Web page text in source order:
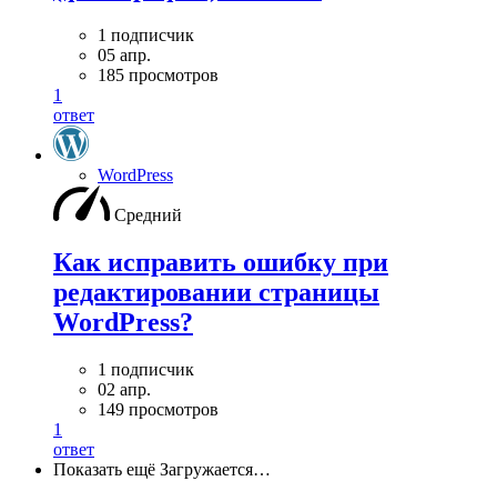
1 подписчик
05 апр.
185 просмотров
1
ответ
WordPress
Средний
Как исправить ошибку при
редактировании страницы
WordPress?
1 подписчик
02 апр.
149 просмотров
1
ответ
Показать ещё Загружается…